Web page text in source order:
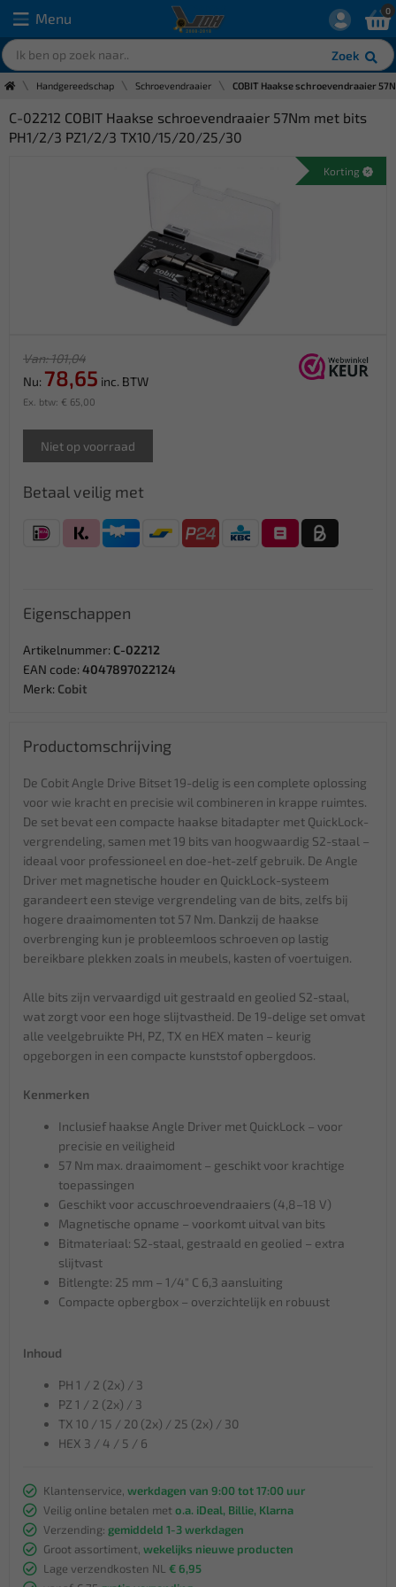
Menu
Zoek
0
Handgereedschap Schroevendraaier COBIT Haakse schroevendraaier
C-02212 COBIT Haakse schroevendraaier 57Nm met bits
PH1/2/3 PZ1/2/3 TX10/15/20/25/30
Korting
Van: 101,04
Nu: 78,65 inc. BTW
Ex. btw: € 65,00
Niet op voorraad
Betaal veilig met
Eigenschappen
Artikelnummer: C-02212
EAN code: 4047897022124
Merk: Cobit
Productomschrijving
De Cobit Angle Drive Bitset 19-delig is een complete oplossing
voor wie kracht en precisie wil combineren in krappe ruimtes.
De set bevat een compacte haakse bitadapter met QuickLock-
vergrendeling, samen met 19 bits van hoogwaardig S2-staal –
ideaal voor professioneel en doe-het-zelf gebruik. De Angle
Driver met magnetische houder en QuickLock-systeem
garandeert een stevige vergrendeling van de bits, zelfs bij
hogere draaimomenten tot 57 Nm. Dankzij de haakse
overbrenging kun je probleemloos schroeven op lastig
bereikbare plekken zoals in meubels, kasten of voertuigen.
Alle bits zijn vervaardigd uit gestraald en geolied S2-staal,
wat zorgt voor een hoge slijtvastheid. De 19-delige set omvat
alle veelgebruikte PH, PZ, TX en HEX maten – keurig
opgeborgen in een compacte kunststof opbergdoos.
Kenmerken
Inclusief haakse Angle Driver met QuickLock – voor
precisie en veiligheid
57 Nm max. draaimoment – geschikt voor krachtige
toepassingen
Geschikt voor accuschroevendraaiers (4,8–18 V)
Magnetische opname – voorkomt uitval van bits
Bitmateriaal: S2-staal, gestraald en geolied – extra
slijtvast
Bitlengte: 25 mm – 1/4" C 6,3 aansluiting
Compacte opbergbox – overzichtelijk en robuust
Inhoud
PH 1 / 2 (2x) / 3
PZ 1 / 2 (2x) / 3
TX 10 / 15 / 20 (2x) / 25 (2x) / 30
HEX 3 / 4 / 5 / 6
Klantenservice, werkdagen van 9:00 tot 17:00 uur
Veilig online betalen met o.a. iDeal, Billie, Klarna
Verzending: gemiddeld 1-3 werkdagen
Groot assortiment, wekelijks nieuwe producten
Lage verzendkosten NL € 6,95